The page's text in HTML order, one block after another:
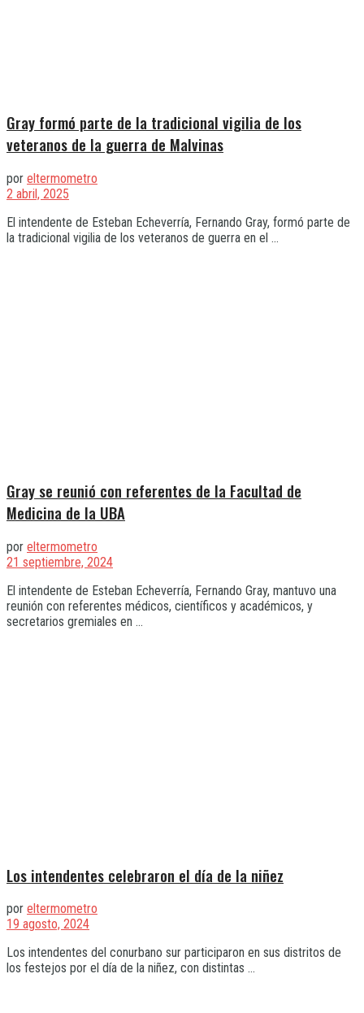
Gray formó parte de la tradicional vigilia de los
veteranos de la guerra de Malvinas
por eltermometro
2 abril, 2025
El intendente de Esteban Echeverría, Fernando Gray, formó parte de
la tradicional vigilia de los veteranos de guerra en el ...
Gray se reunió con referentes de la Facultad de
Medicina de la UBA
por eltermometro
21 septiembre, 2024
El intendente de Esteban Echeverría, Fernando Gray, mantuvo una
reunión con referentes médicos, científicos y académicos, y
secretarios gremiales en ...
Los intendentes celebraron el día de la niñez
por eltermometro
19 agosto, 2024
Los intendentes del conurbano sur participaron en sus distritos de
los festejos por el día de la niñez, con distintas ...